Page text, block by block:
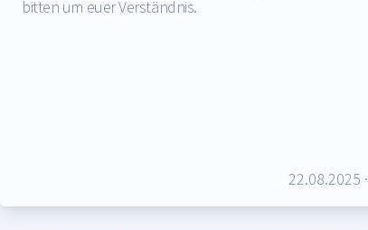
bitten um euer Verständnis.
22.08.2025 ·